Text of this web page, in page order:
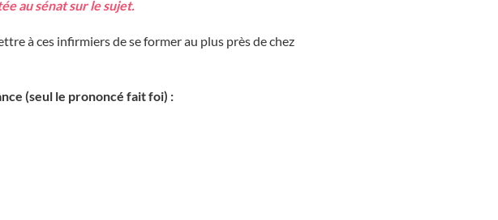
au sénat sur le sujet.
à ces infirmiers de se former au plus près de chez
(seul le prononcé fait foi) :